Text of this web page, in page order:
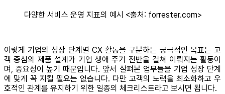
다양한 서비스 운영 지표의 예시 <출처: forrester.com>
이렇게 기업의 성장 단계별 CX 활동을 구분하는 궁극적인 목표는 고
객 중심의 제품 설계가 기업 생애 주기 전반을 걸쳐 이뤄지는 활동이
며, 중요성이 높기 때문입니다. 앞서 살펴본 업무들을 기업 성장 단계
에 맞게 꼭 지킬 필요는 없습니다. 다만 고객의 노력을 최소화하고 우
호적인 관계를 유지하기 위한 일종의 체크리스트라고 보시면 됩니다.